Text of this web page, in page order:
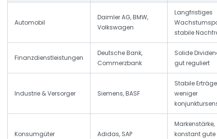
Automobil
Daimler AG, BMW,
Volkswagen
Langfristiges
stabile
Finanzdienstleistungen
Deutsche Bank,
Commerzbank
Solide
gut reguliert
Industrie & Versorger Siemens, BASF
Stabile
weniger
Konsumgüter Adidas, SAP
Markenstärke,
konstant gute